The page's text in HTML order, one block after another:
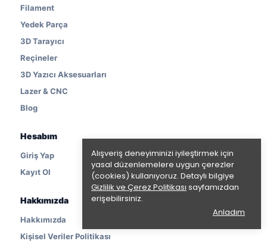
Alışveriş deneyiminizi iyileştirmek için
yasal düzenlemelere uygun çerezler
(cookies) kullanıyoruz. Detaylı bilgiye
Gizlilik ve Çerez Politikası sayfamızdan
erişebilirsiniz.
Anladım
Filament
Yedek Parça
3D Tarayıcı
Reçineler
3D Yazıcı Aksesuarları
Lazer & CNC
Blog
Hesabım
Giriş Yap
Kayıt Ol
Hakkımızda
Hakkımızda
Kişisel Veriler Politikası